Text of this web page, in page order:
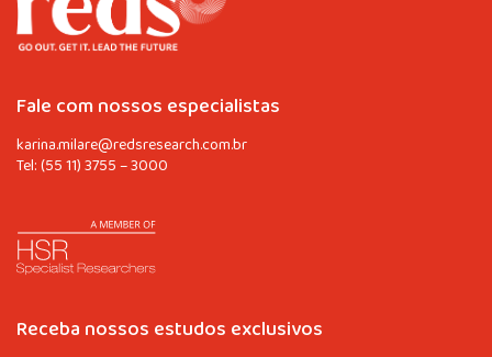
Fale com nossos especialistas
karina.milare@redsresearch.com.br
Tel:(55 11) 3755 – 3000
Receba nossos estudos exclusivos